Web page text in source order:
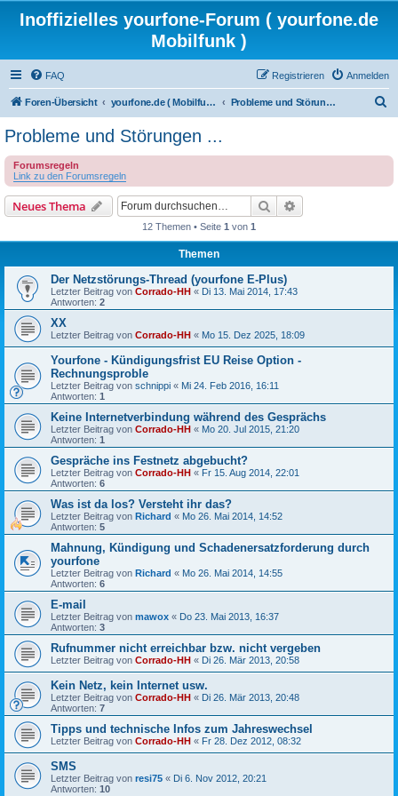
Inoffizielles yourfone-Forum ( yourfone.de
Mobilfunk )
FAQ Anmelden
Registrieren
Foren-Übersicht yourfone.de ( Mobilfunkangebot ) Probleme und Störungen ...
e
Probleme und Störungen ...
Forumsregeln
Link zu den Forumsregeln
Neues Thema Suche
12 Themen • Seite 1 von 1
Themen
Der Netzstörungs-Thread (yourfone E-Plus)
Letzter Beitrag von Corrado-HH « Di 13. Mai 2014, 17:43
Antworten: 2
XX
Letzter Beitrag von Corrado-HH « Mo 15. Dez 2025, 18:09
Yourfone - Kündigungsfrist EU Reise Option -
Rechnungsproble
Letzter Beitrag von schnippi « Mi 24. Feb 2016, 16:11
Antworten: 1
Keine Internetverbindung während des Gesprächs
Letzter Beitrag von Corrado-HH « Mo 20. Jul 2015, 21:20
Antworten: 1
Gespräche ins Festnetz abgebucht?
Letzter Beitrag von Corrado-HH « Fr 15. Aug 2014, 22:01
Antworten: 6
Was ist da los? Versteht ihr das?
Letzter Beitrag von Richard « Mo 26. Mai 2014, 14:52
Antworten: 5
Mahnung, Kündigung und Schadenersatzforderung durch
yourfone
Letzter Beitrag von Richard « Mo 26. Mai 2014, 14:55
Antworten: 6
E-mail
Letzter Beitrag von mawox « Do 23. Mai 2013, 16:37
Antworten: 3
Rufnummer nicht erreichbar bzw. nicht vergeben
Letzter Beitrag von Corrado-HH « Di 26. Mär 2013, 20:58
Kein Netz, kein Internet usw.
Letzter Beitrag von Corrado-HH « Di 26. Mär 2013, 20:48
Antworten: 7
Tipps und technische Infos zum Jahreswechsel
Letzter Beitrag von Corrado-HH « Fr 28. Dez 2012, 08:32
SMS
Letzter Beitrag von resi75 « Di 6. Nov 2012, 20:21
Antworten: 10